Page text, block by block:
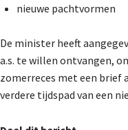
nieuwe pachtvormen
De minister heeft
a.s. te willen ontvangen,
zomerreces met een brief
verdere tijdspad van een